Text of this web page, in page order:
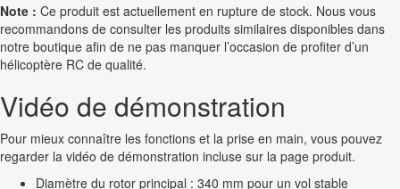
Note : Ce produit est actuellement en rupture de stock. Nous vous
recommandons de consulter les produits similaires disponibles dans
notre boutique afin de ne pas manquer l’occasion de profiter d’un
hélicoptère RC de qualité.
Vidéo de démonstration
Pour mieux connaître les fonctions et la prise en main, vous pouvez
regarder la vidéo de démonstration incluse sur la page produit.
Diamètre du rotor principal : 340 mm pour un vol stable